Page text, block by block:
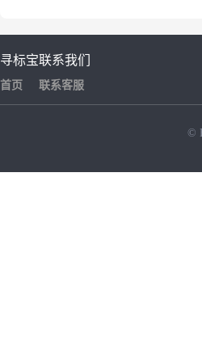
寻标宝
首页
联系我们
联系客服
©